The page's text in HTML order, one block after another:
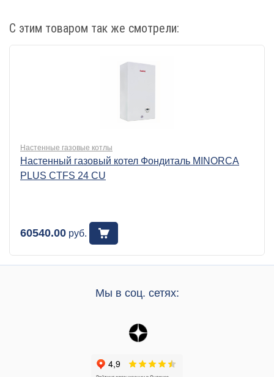
С этим товаром так же смотрели:
Настенные газовые котлы
Настенный газовый котел Фондиталь MINORCA
PLUS CTFS 24 CU
60540.00 руб.
Мы в соц. сетях: